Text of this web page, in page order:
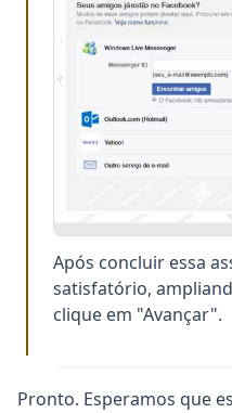
Após concluir essa
satisfatório,
clique em "Avançar".
Pronto. Esperamos que